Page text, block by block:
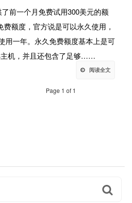
前一个月免费试用300美元的额
额度，官方说是可以永久使用，
用一年。永久免费额度基本上是可
主机，并且还包含了足够……
阅读全文
Page 1 of 1